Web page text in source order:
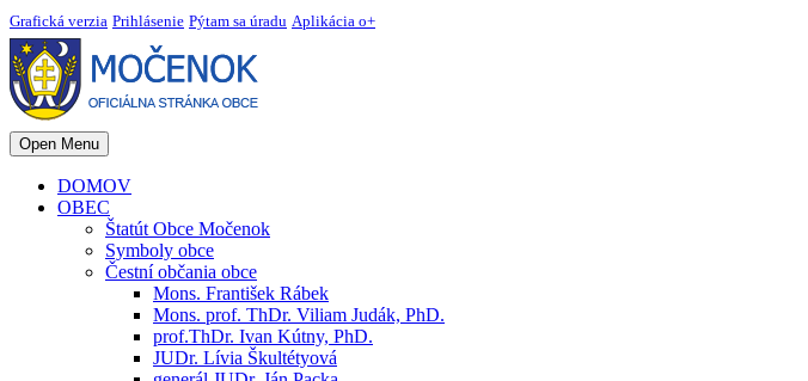
Grafická verzia Prihlásenie Pýtam sa úradu Aplikácia o+
Open Menu
DOMOV
OBEC
Štatút Obce Močenok
Symboly obce
Čestní občania obce
Mons. František Rábek
Mons. prof. ThDr. Viliam Judák, PhD.
prof.ThDr. Ivan Kútny, PhD.
JUDr. Lívia Škultétyová